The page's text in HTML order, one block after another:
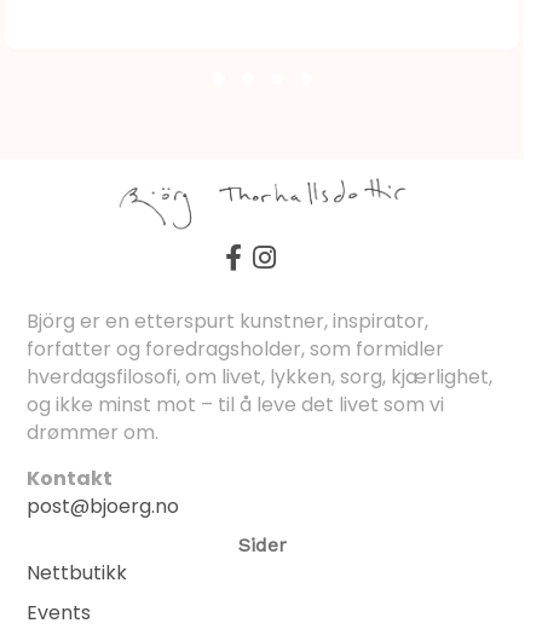
Björg er en etterspurt kunstner, inspirator,
forfatter og foredragsholder, som formidler
hverdagsfilosofi, om livet, lykken, sorg, kjærlighet,
og ikke minst mot – til å leve det livet som vi
drømmer om.
Kontakt
post@bjoerg.no
Sider
Nettbutikk
Events